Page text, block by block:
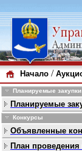
Начало /
Планируемые закупки
Планируемые
Конкурсы
Объявленные
План проведения